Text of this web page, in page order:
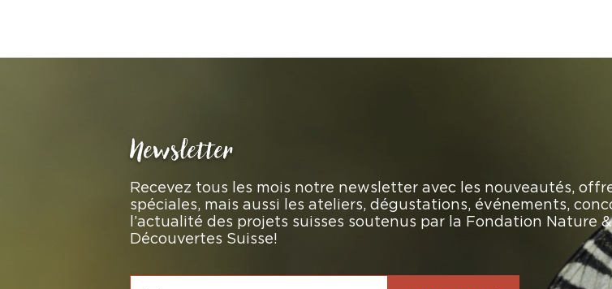
Newsletter
Recevez tous les mois notre newsletter avec les nouveautés,
spéciales, mais aussi les ateliers, dégustations, événements,
l’actualité des projets suisses soutenus par la Fondation Nature &
Découvertes Suisse!